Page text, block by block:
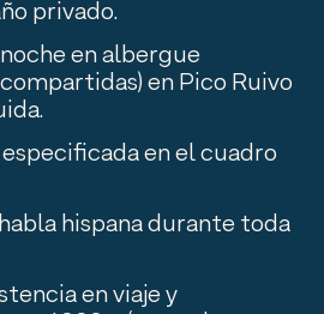
privado.
en albergue
en Pico Ruivo
en el cuadro
hispana durante toda
en viaje y